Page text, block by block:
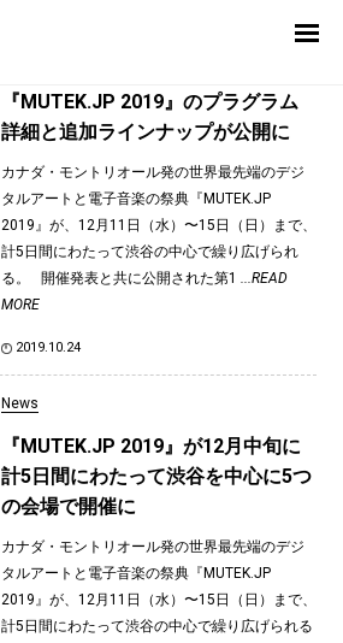
『MUTEK.JP 2019』のプラグラム
詳細と追加ラインナップが公開に
カナダ・モントリオール発の世界最先端のデジ
タルアートと電子音楽の祭典『MUTEK.JP
2019』が、12月11日（水）〜15日（日）まで、
計5日間にわたって渋谷の中心で繰り広げられ
る。 開催発表と共に公開された第1 ...READ
MORE
2019.10.24
News
『MUTEK.JP 2019』が12月中旬に
計5日間にわたって渋谷を中心に5つ
の会場で開催に
カナダ・モントリオール発の世界最先端のデジ
タルアートと電子音楽の祭典『MUTEK.JP
2019』が、12月11日（水）〜15日（日）まで、
計5日間にわたって渋谷の中心で繰り広げられる
News
Interview
Highlight
Report